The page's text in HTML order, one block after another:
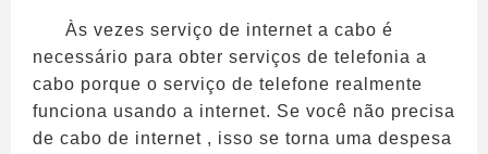
Às vezes serviço de internet a cabo é
necessário para obter serviços de telefonia a
cabo porque o serviço de telefone realmente
funciona usando a internet. Se você não precisa
de cabo de internet , isso se torna uma despesa